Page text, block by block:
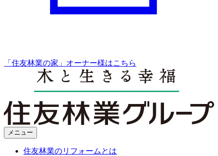
「住友林業の家」オーナー様はこちら
メニュー
住友林業のリフォームとは